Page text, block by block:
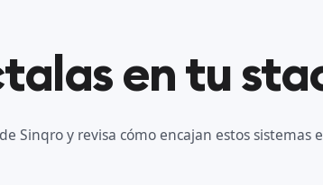
en tu
Sinqro y revisa cómo encajan estos sistemas